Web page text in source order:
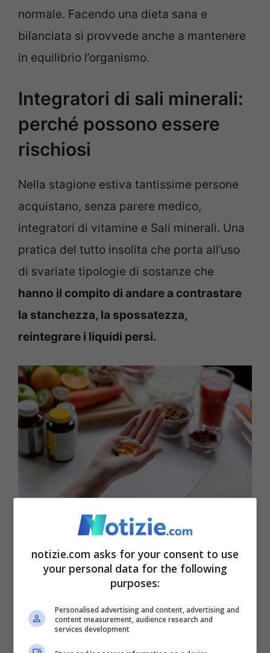
normale. Facendo una dieta sana e
bilanciata si provvede anche a mantenere
in equilibrio l’organismo.
Integratori di sali minerali:
perché possono essere
rischiosi
Nella stagione estiva tantissime persone
acquistano, senza parere medico,
integratori di vitamine e Sali minerali. Una
pratica del tutto insolita che porta all’uso
di svariate tipologie di sostanze che
hanno il compito di andare a contrastare
la stanchezza, la spossatezza,
reintegrare i liquidi persi.
essere utili ma solo nei casi di mancanze
Il punto chiave è che, nella
maggior parte delle persone, queste non ci
sono. Sentirsi stanchi ad esempio spesso
notizie.com asks for your consent to use
your personal data for the following
purposes:
Personalised advertising and content, advertising and
content measurement, audience research and
services development